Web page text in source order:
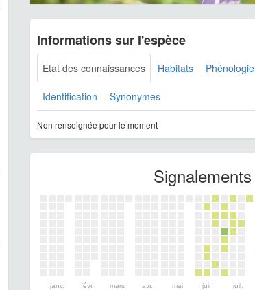
Informations sur l'espèce
Etat des connaissances Habitats Phénologie
Identification Synonymes
Non renseignée pour le moment
Signalements
janv. févr. mars avr. mai juin juil.